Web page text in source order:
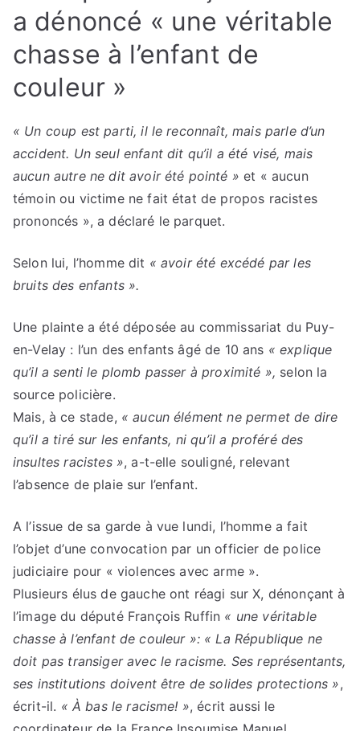
a dénoncé « une véritable
chasse à l’enfant de
couleur »
« Un coup est parti, il le reconnaît, mais parle d’un
accident. Un seul enfant dit qu’il a été visé, mais
aucun autre ne dit avoir été pointé » et « aucun
témoin ou victime ne fait état de propos racistes
prononcés », a déclaré le parquet.
Selon lui, l’homme dit « avoir été excédé par les
bruits des enfants ».
Une plainte a été déposée au commissariat du Puy-
en-Velay : l’un des enfants âgé de 10 ans « explique
qu’il a senti le plomb passer à proximité », selon la
source policière.
Mais, à ce stade, « aucun élément ne permet de dire
qu’il a tiré sur les enfants, ni qu’il a proféré des
insultes racistes », a-t-elle souligné, relevant
l’absence de plaie sur l’enfant.
A l’issue de sa garde à vue lundi, l’homme a fait
l’objet d’une convocation par un officier de police
judiciaire pour « violences avec arme ».
Plusieurs élus de gauche ont réagi sur X, dénonçant à
l’image du député François Ruffin « une véritable
chasse à l’enfant de couleur »: « La République ne
doit pas transiger avec le racisme. Ses représentants,
ses institutions doivent être de solides protections »,
écrit-il. « À bas le racisme! », écrit aussi le